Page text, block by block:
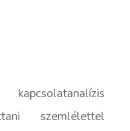
szemlélettel